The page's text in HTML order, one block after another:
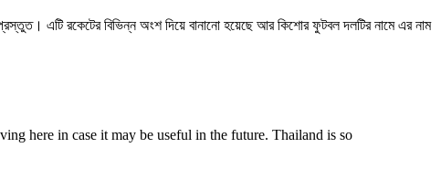
এটি রকেটের বিভিন্ন অংশ দিয়ে বানানো হয়েছে আর কিশোর ফুটবল দলটির নামে এর নাম
here in case it may be useful in the future. Thailand is so